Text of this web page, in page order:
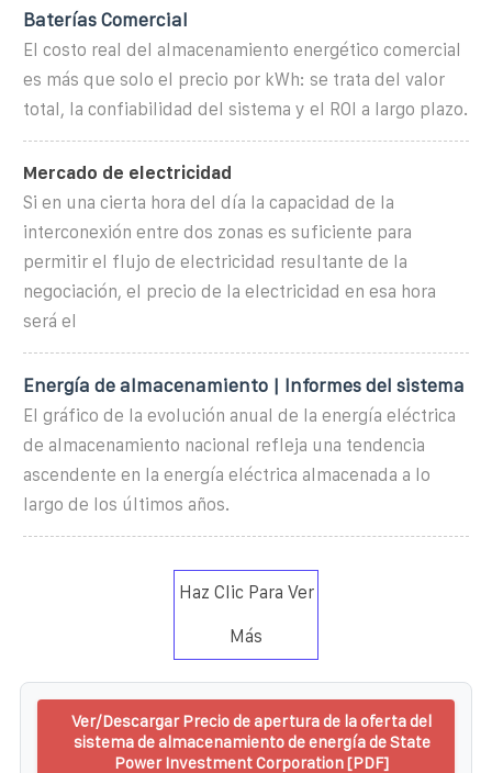
Baterías Comercial
El costo real del almacenamiento energético comercial
es más que solo el precio por kWh: se trata del valor
total, la confiabilidad del sistema y el ROI a largo plazo.
Mercado de electricidad
Si en una cierta hora del día la capacidad de la
interconexión entre dos zonas es suficiente para
permitir el flujo de electricidad resultante de la
negociación, el precio de la electricidad en esa hora
será el
Energía de almacenamiento | Informes del sistema
El gráfico de la evolución anual de la energía eléctrica
de almacenamiento nacional refleja una tendencia
ascendente en la energía eléctrica almacenada a lo
largo de los últimos años.
Haz Clic Para Ver
Más
Ver/Descargar Precio de apertura de la oferta del
sistema de almacenamiento de energía de State
Power Investment Corporation [PDF]